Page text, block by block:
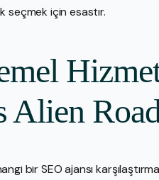
seçmek için esastır.
Alien
bir SEO ajansı